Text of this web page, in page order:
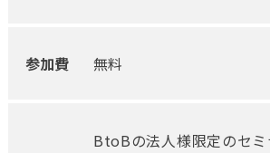
参加費 無料
BtoBの法人様限定のセミ